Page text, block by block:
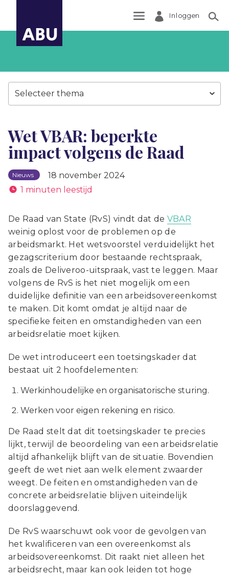
Inloggen
Selecteer thema
Wet VBAR: beperkte
impact volgens de Raad
Nieuws
18 november 2024
1 minuten leestijd
De Raad van State (RvS) vindt dat de VBAR
weinig oplost voor de problemen op de
arbeidsmarkt. Het wetsvoorstel verduidelijkt het
gezagscriterium door bestaande rechtspraak,
zoals de Deliveroo-uitspraak, vast te leggen. Maar
volgens de RvS is het niet mogelijk om een
duidelijke definitie van een arbeidsovereenkomst
te maken. Dit komt omdat je altijd naar de
specifieke feiten en omstandigheden van een
arbeidsrelatie moet kijken.
De wet introduceert een toetsingskader dat
bestaat uit 2 hoofdelementen:
Werkinhoudelijke en organisatorische sturing.
Werken voor eigen rekening en risico.
De Raad stelt dat dit toetsingskader te precies
lijkt, terwijl de beoordeling van een arbeidsrelatie
altijd afhankelijk blijft van de situatie. Bovendien
geeft de wet niet aan welk element zwaarder
weegt. De feiten en omstandigheden van de
concrete arbeidsrelatie blijven uiteindelijk
doorslaggevend.
De RvS waarschuwt ook voor de gevolgen van
het kwalificeren van een overeenkomst als
arbeidsovereenkomst. Dit raakt niet alleen het
arbeidsrecht, maar kan ook leiden tot hoge